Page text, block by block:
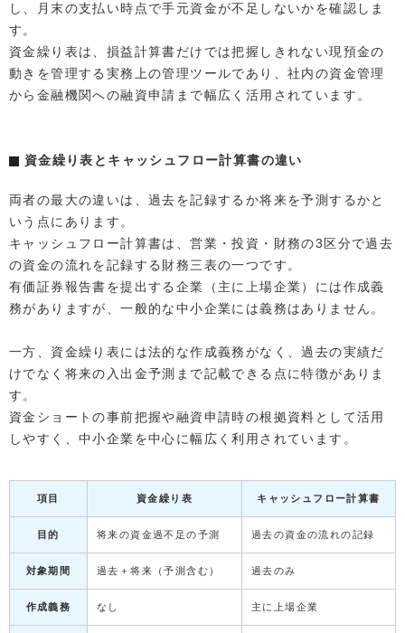
し、月末の支払い時点で手元資金が不足しないかを確認しま
す。
資金繰り表は、損益計算書だけでは把握しきれない現預金の
動きを管理する実務上の管理ツールであり、社内の資金管理
から金融機関への融資申請まで幅広く活用されています。
資金繰り表とキャッシュフロー計算書の違い
両者の最大の違いは、過去を記録するか将来を予測するかと
いう点にあります。
キャッシュフロー計算書は、営業・投資・財務の3区分で過去
の資金の流れを記録する財務三表の一つです。
有価証券報告書を提出する企業（主に上場企業）には作成義
務がありますが、一般的な中小企業には義務はありません。
一方、資金繰り表には法的な作成義務がなく、過去の実績だ
けでなく将来の入出金予測まで記載できる点に特徴がありま
す。
資金ショートの事前把握や融資申請時の根拠資料として活用
しやすく、中小企業を中心に幅広く利用されています。
項目 資金繰り表 キャッシュフロー計算書
目的 将来の資金過不足の予測 過去の資金の流れの記録
対象期間 過去＋将来（予測含む） 過去のみ
作成義務 なし 主に上場企業